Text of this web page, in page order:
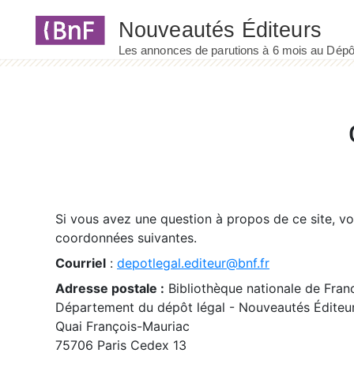
Si vous avez une question à propos de ce site,
coordonnées suivantes.
Courriel : depotlegal.editeur@bnf.fr
Adresse postale : Bibliothèque nationale de
Département du dépôt légal - Nouveautés
Quai François-Mauriac
75706 Paris Cedex 13